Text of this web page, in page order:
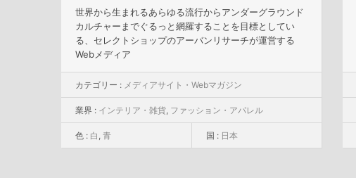
世界から生まれるあらゆる流行からアンダーグラウンド
カルチャーまでぐるっと網羅することを目標としてい
る、セレクトショップのアーバンリサーチが運営する
Webメディア
カテゴリー : メディアサイト・Webマガジン
業界 : インテリア・雑貨, ファッション・アパレル
色 : 白 , 青 国 : 日本